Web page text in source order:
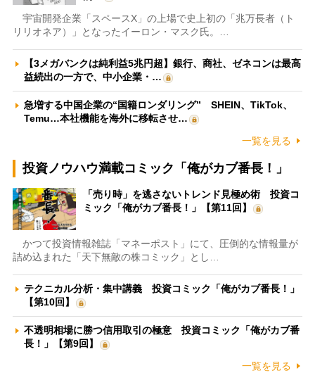
宇宙開発企業「スペースX」の上場で史上初の「兆万長者（ト
リリオネア）」となったイーロン・マスク氏。…
【3メガバンクは純利益5兆円超】銀行、商社、ゼネコンは最高
益続出の一方で、中小企業・…
急増する中国企業の“国籍ロンダリング” SHEIN、TikTok、
Temu…本社機能を海外に移転させ…
一覧を見る
投資ノウハウ満載コミック「俺がカブ番長！」
「売り時」を逃さないトレンド見極め術 投資コ
ミック「俺がカブ番長！」【第11回】
かつて投資情報雑誌「マネーポスト」にて、圧倒的な情報量が
詰め込まれた「天下無敵の株コミック」とし…
テクニカル分析・集中講義 投資コミック「俺がカブ番長！」
【第10回】
不透明相場に勝つ信用取引の極意 投資コミック「俺がカブ番
長！」【第9回】
一覧を見る